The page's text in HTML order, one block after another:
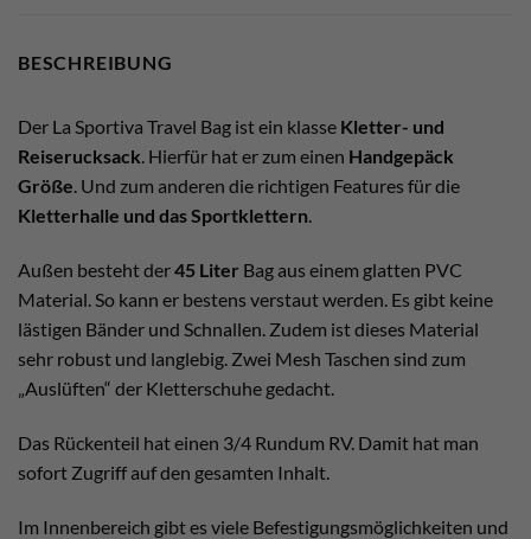
BESCHREIBUNG
Der La Sportiva Travel Bag ist ein klasse Kletter- und
Reiserucksack. Hierfür hat er zum einen Handgepäck
Größe. Und zum anderen die richtigen Features für die
Kletterhalle und das Sportklettern.
Außen besteht der45 Liter Bag aus einem glatten PVC
Material. So kann er bestens verstaut werden. Es gibt keine
lästigen Bänder und Schnallen. Zudem ist dieses Material
sehr robust und langlebig. Zwei Mesh Taschen sind zum
„Auslüften“ der Kletterschuhe gedacht.
Das Rückenteil hat einen 3/4 Rundum RV. Damit hat man
sofort Zugriff auf den gesamten Inhalt.
Im Innenbereich gibt es viele Befestigungsmöglichkeiten und